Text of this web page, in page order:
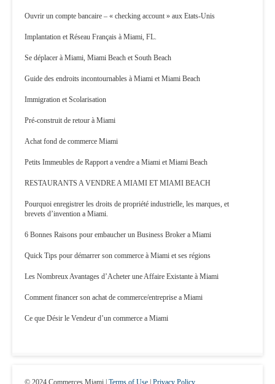
Ouvrir un compte bancaire – « checking account » aux Etats-Unis
Implantation et Réseau Français à Miami, FL.
Se déplacer à Miami, Miami Beach et South Beach
Guide des endroits incontournables à Miami et Miami Beach
Immigration et Scolarisation
Pré-construit de retour à Miami
Achat fond de commerce Miami
Petits Immeubles de Rapport a vendre a Miami et Miami Beach
RESTAURANTS A VENDRE A MIAMI ET MIAMI BEACH
Pourquoi enregistrer les droits de propriété industrielle, les marques, et
brevets d’invention a Miami.
6 Bonnes Raisons pour embaucher un Business Broker a Miami
Quick Tips pour démarrer son commerce à Miami et ses régions
Les Nombreux Avantages d’Acheter une Affaire Existante à Miami
Comment financer son achat de commerce/entreprise a Miami
Ce que Désir le Vendeur d’un commerce a Miami
© 2024 Commerces Miami | Terms of Use Privacy Policy